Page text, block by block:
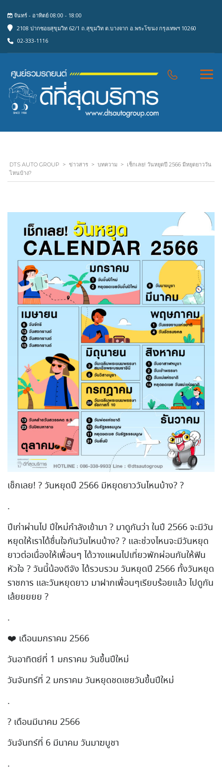
จันทร์ - อาทิตย์ 08:00 - 18:00
2108 ปากซอยสุขุมวิท 62/1 ถ.สุขุมวิท ต.บางจาก อ.พระโขนง กรุงเทพฯ 10260
02-333-1116
DTS AUTO GROUP > ข่าวสาร > บทความ > เช็กเลย! วันหยุดปี 2566 มีหยุดยาววัน
ไหนบ้าง?
เช็กเลย! ? วันหยุดปี 2566 มีหยุดยาววันไหนบ้าง? ?
.
ปีเก่าผ่านไป ปีใหม่กำลังเข้ามา ? มาดูกันว่า ในปี 2566 จะมีวัน
หยุดให้เราได้ชื่นใจกันวันไหนบ้าง? ? และช่วงไหนจะมีวันหยุด
ยาวต่อเนื่องให้เพื่อนๆ ได้วางแผนไปเที่ยวพักผ่อนกันให้ฟิน
หัวใจ ? วันนี้น้องดีจัง ได้รวบรวม วันหยุดปี 2566 ทั้งวันหยุด
ราชการ และวันหยุดยาว มาฝากเพื่อนๆเรียบร้อยแล้ว ไปดูกัน
เล้ยยยยย ?
.
❤️ เดือนมกราคม 2566
วันอาทิตย์ที่ 1 มกราคม วันขึ้นปีใหม่
วันจันทร์ที่ 2 มกราคม วันหยุดชดเชยวันขึ้นปีใหม่
.
? เดือนมีนาคม 2566
วันจันทร์ที่ 6 มีนาคม วันมาฆบูชา
.